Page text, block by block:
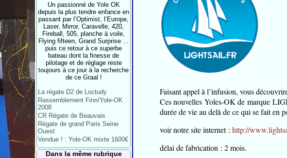
Un passionné de Yole OK
depuis la plus tendre enfance en
passant par l’Optimist, l’Europe,
Laser, Mirror, Caravelle, 420,
Fireball, 505, planche à voile,
Flying fifteen, Grand Surprise ...
puis ce retour à ce superbe
bateau dont la finesse de
pilotage et de réglage reste
toujours à ce jour à la recherche
de ce Graal !
La régate D2 de Loctudy
Rassemblement Finn/Yole-OK
2008
CR Régate de Beauvais
Régate de grand Paris Seine
Ouest
Vendue ! : Yole-OK mixte 1600€
Dans la même rubrique
Faisant appel à l’infusion, vous
Ces nouvelles Yoles-OK de marque
durée de vie au delà de ce qui se fait en
voir notre site internet : http://
délai de fabrication : 2 mois.